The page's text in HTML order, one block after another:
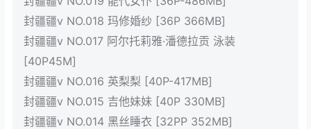
封疆疆v NO.018 玛修婚纱 [36P 366MB]
封疆疆v NO.017 阿尔托莉雅·潘德拉贡 泳装
[40P45M]
封疆疆v NO.016 英梨梨 [40P-417MB]
封疆疆v NO.015 吉他妹妹 [40P 330MB]
封疆疆v NO.014 黑丝睡衣 [32PP 352MB]